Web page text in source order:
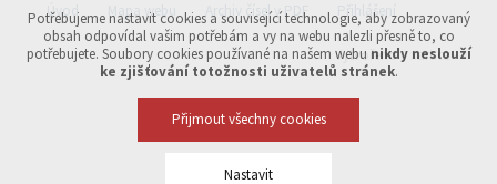
Úvod Mapa webu Archiv čísel v PDF Přihlášení
Vytvořeno v xart.cz
Potřebujeme nastavit cookies a související technologie, aby zobrazovaný
obsah odpovídal vašim potřebám a vy na webu nalezli přesně to, co
potřebujete. Soubory cookies používané na našem webu nikdy neslouží
ke zjišťování totožnosti uživatelů stránek.
Přijmout všechny cookies
Nastavit